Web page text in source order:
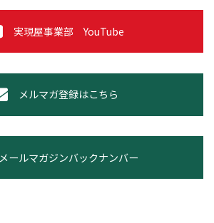
実現屋事業部 YouTube
メルマガ登録はこちら
メールマガジンバックナンバー